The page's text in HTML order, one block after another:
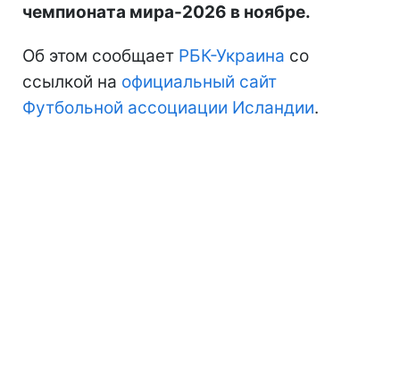
чемпионата мира-2026 в ноябре.
Об этом сообщает РБК-Украина со
ссылкой на официальный сайт
Футбольной ассоциации Исландии.